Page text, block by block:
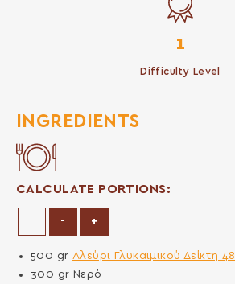
1
Difficulty Level
INGREDIENTS
CALCULATE PORTIONS:
- Decrease Portions
+Increase Portions
500 gr Αλεύρι Γλυκαιμικού Δείκτη 48
300 gr Νερό